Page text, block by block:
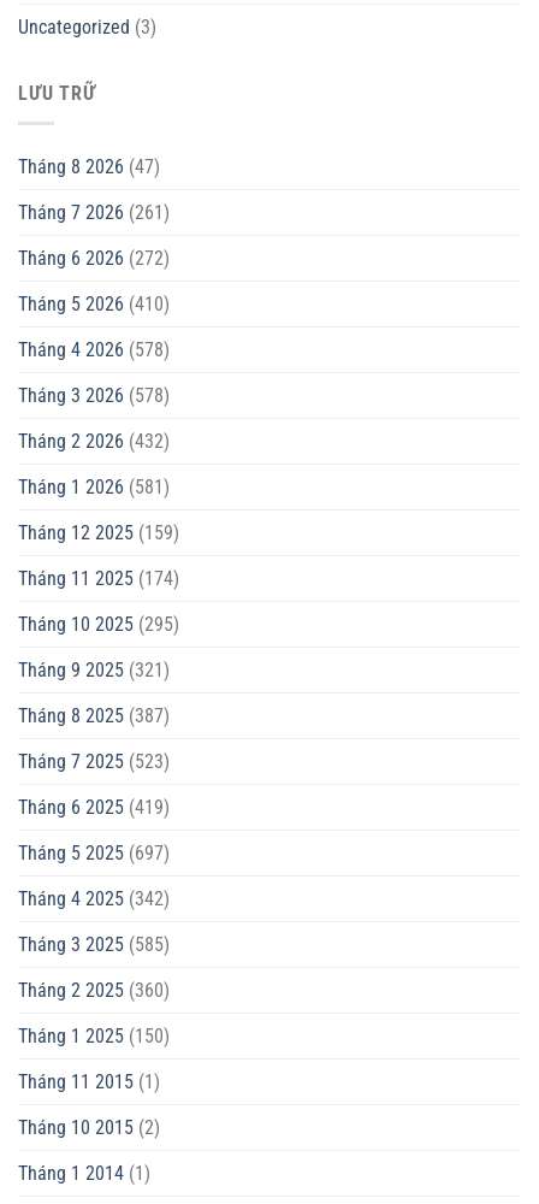
Uncategorized (3)
LƯU TRỮ
Tháng 8 2026 (47)
Tháng 7 2026 (261)
Tháng 6 2026 (272)
Tháng 5 2026 (410)
Tháng 4 2026 (578)
Tháng 3 2026 (578)
Tháng 2 2026 (432)
Tháng 1 2026 (581)
Tháng 12 2025 (159)
Tháng 11 2025 (174)
Tháng 10 2025 (295)
Tháng 9 2025 (321)
Tháng 8 2025 (387)
Tháng 7 2025 (523)
Tháng 6 2025 (419)
Tháng 5 2025 (697)
Tháng 4 2025 (342)
Tháng 3 2025 (585)
Tháng 2 2025 (360)
Tháng 1 2025 (150)
Tháng 11 2015 (1)
Tháng 10 2015 (2)
Tháng 1 2014 (1)